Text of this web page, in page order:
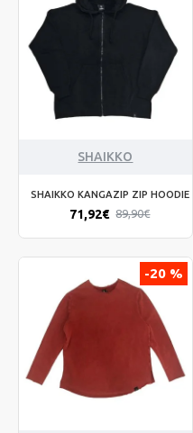
SHAIKKO
SHAIKKO KANGAZIP ZIP HOODIE
71,92€ 89,90€
-20 %